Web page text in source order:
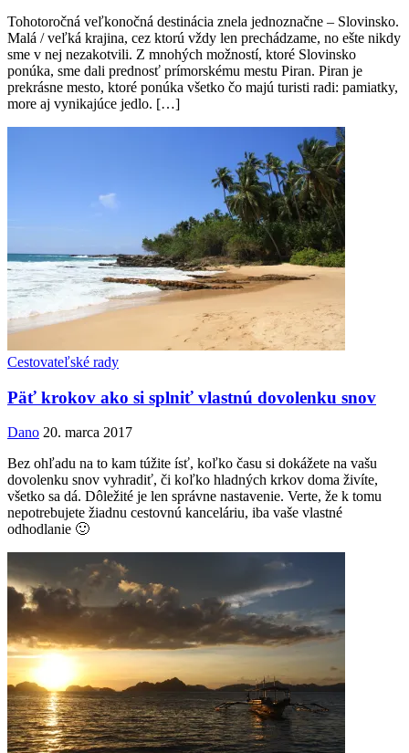
Tohotoročná veľkonočná destinácia znela jednoznačne – Slovinsko.
Malá / veľká krajina, cez ktorú vždy len prechádzame, no ešte nikdy
sme v nej nezakotvili. Z mnohých možností, ktoré Slovinsko
ponúka, sme dali prednosť prímorskému mestu Piran. Piran je
prekrásne mesto, ktoré ponúka všetko čo majú turisti radi: pamiatky,
more aj vynikajúce jedlo. […]
Cestovateľské rady
Päť krokov ako si splniť vlastnú dovolenku snov
Dano 20. marca 2017
Bez ohľadu na to kam túžite ísť, koľko času si dokážete na vašu
dovolenku snov vyhradiť, či koľko hladných krkov doma živíte,
všetko sa dá. Dôležité je len správne nastavenie. Verte, že k tomu
nepotrebujete žiadnu cestovnú kanceláriu, iba vaše vlastné
odhodlanie 🙂